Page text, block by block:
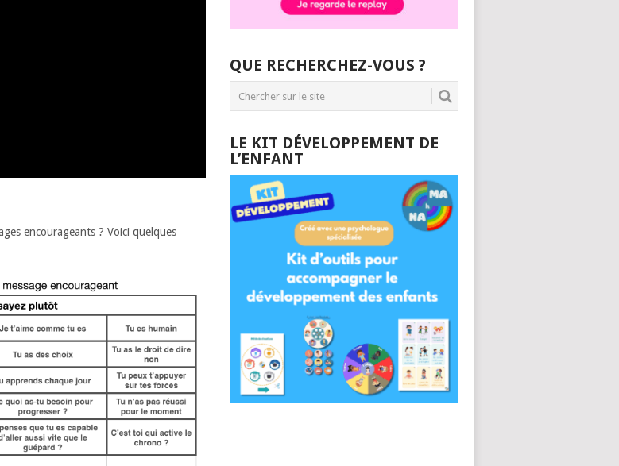
encourageants ? Voici quelques
QUE RECHERCHEZ-VOUS ?
LE KIT DÉVELOPPEMENT DE
L’ENFANT